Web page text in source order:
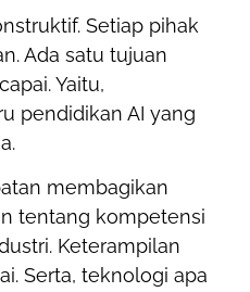
Setiap pihak
Ada satu tujuan
Yaitu,
pendidikan AI yang
membagikan
tentang kompetensi
Keterampilan
Serta, teknologi apa